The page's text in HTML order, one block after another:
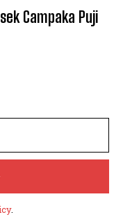
Campaka Puji
.